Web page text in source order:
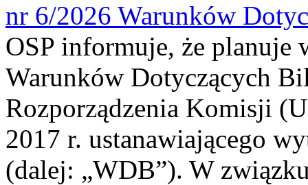
nr 6/2026 Warunków
OSP informuje, że planuje
Warunków Dotyczących
Rozporządzenia Komisji
2017 r. ustanawiającego
(dalej: „WDB”). W